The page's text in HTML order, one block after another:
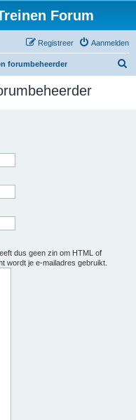
Forum
Aanmelden
Registreer
forumbeheerder
dus geen zin om HTML of
wordt je e-mailadres gebruikt.